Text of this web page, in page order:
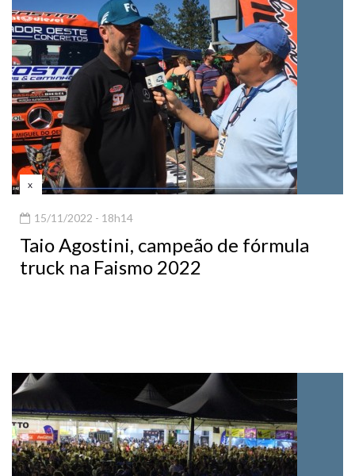
x
15/11/2022 - 18h14
Taio Agostini, campeão de fórmula
truck na Faismo 2022